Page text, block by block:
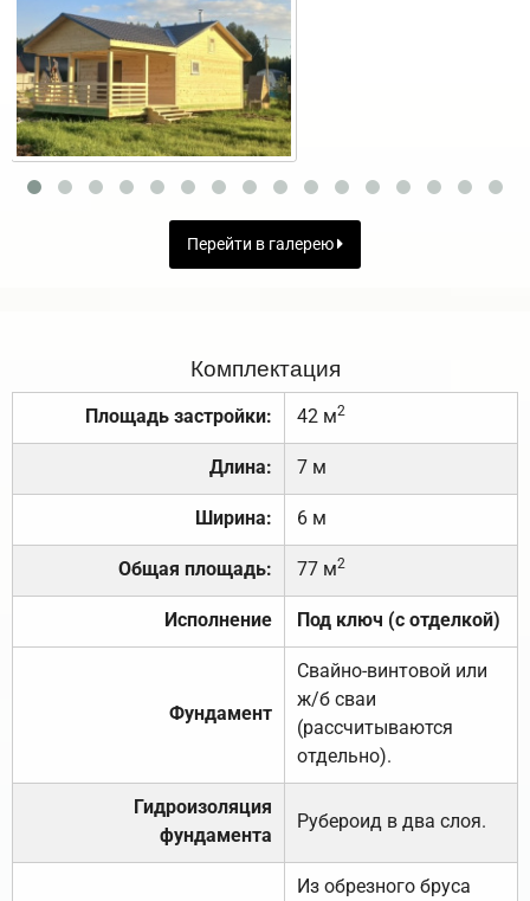
Перейти в галерею
Комплектация
Площадь застройки: 42 м2
Длина: 7 м
Ширина: 6 м
Общая площадь: 77 м2
Исполнение Под ключ (с отделкой)
Фундамент
Свайно-винтовой или
ж/б сваи
(рассчитываются
отдельно).
Гидроизоляция
фундамента
Рубероид в два слоя.
Из обрезного бруса